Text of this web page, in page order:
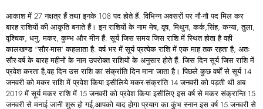
आकाश में 27 नक्षत्र हैं तथा इनके 108 पद होते हैं. विभिन्न अवसरों पर नौ-नौ पद मिल कर
बारह राशियों की आकृति बनाते हैं। इन राशियों के नाम मेष, वृष, मिथुन, कर्क,सिंह, कन्या, तुला,
वृश्चिक, धनु, मकर, कुम्भ और मीन हैं. सूर्य जिस समय जिस राशि में स्थित होता है वही
कालखण्ड “सौर-मास’ कहलाता है. वर्ष भर में सूर्य प्रत्येक राशि में एक माह तक रहता है, अतः
सौर-वर्ष के बारह महीनों के नाम उपरोक्त राशियों के अनुसार होते हैं. जिस दिन सूर्य जिस राशि में
प्रवेश करता है,वह दिन उस राशि का संक्रांति दिन माना जाता है। पिछले कुछ वर्षों से सूर्य 14
जनवरी को मकर राशि में प्रवेश किया इसीलिये मकर-संक्रांति 14 जनवरी को पड़ती थी अब
2019 में सूर्य मकर राशि में 15 जनवरी को प्रवेश किया इसीलिए इस वर्ष से मकर संक्रान्ति 15
जनवरी से मनाई जानी शुरू हो गई,आपको याद होगा प्रयाग का कुंभ स्नान इस वर्ष 15 जनवरी से